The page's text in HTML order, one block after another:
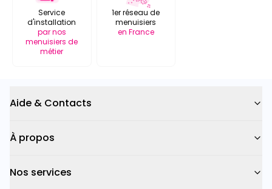
Service
d'installation
par nos
menuisiers de
métier
1er réseau de
menuisiers
en France
Aide & Contacts
À propos
Nos services